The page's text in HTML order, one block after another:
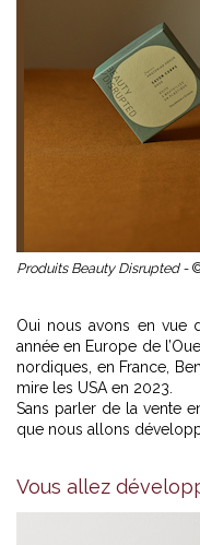
Produits Beauty Disrupted -
Oui nous avons en vue
année en Europe de
nordiques, en France,
mire les USA en 2023.
Sans parler de la vente
que nous allons
Vous allez